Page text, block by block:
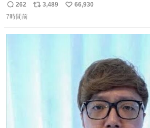
返
信
262
リ
3,489
い
66,930
7時間前